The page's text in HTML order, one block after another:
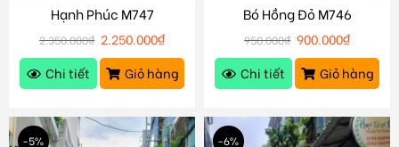
Hạnh Phúc M747
2.350.000₫ 2.250.000₫
Chi tiết
Giỏ hàng
Bó Hồng Đỏ M746
950.000₫ 900.000₫
Chi tiết
Giỏ hàng
-5% -6%